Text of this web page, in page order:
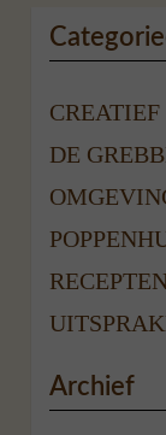
CREATIEF
DE
Archief